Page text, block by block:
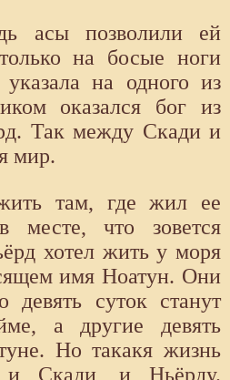
асы позволили ей
на босые ноги
на одного из
оказался бог из
Так между Скади и
мир.
там, где жил ее
месте, что зовется
хотел жить у моря
имя Ноатун. Они
девять суток станут
а другие девять
Но такакя жизнь
и Скади, и Ньёрду.